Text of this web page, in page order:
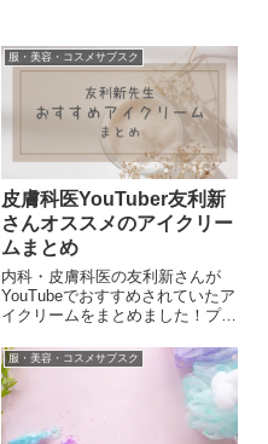
服・美容・コスメサブスク
皮膚科医YouTuber友利新
さんオススメのアイクリー
ムまとめ
内科・皮膚科医の友利新さんが
YouTubeでおすすめされていたア
イクリームをまとめました！プチ
服・美容・コスメサブスク